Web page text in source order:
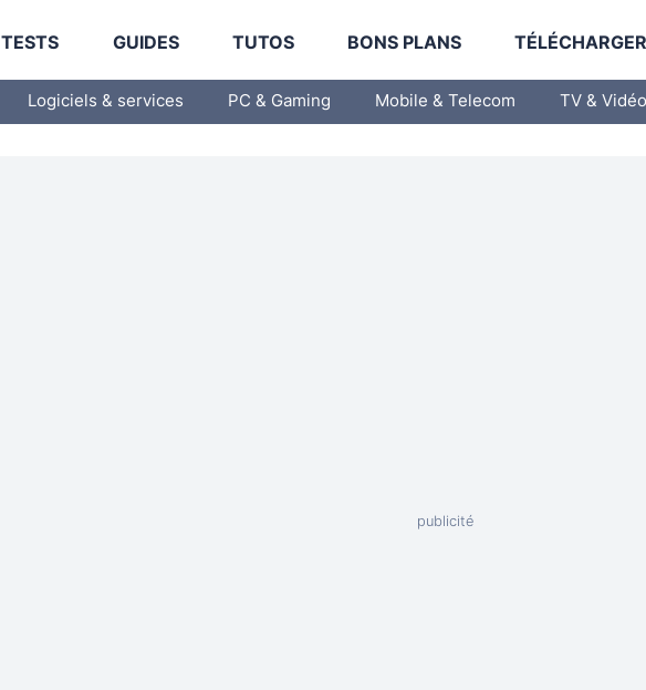
TESTS GUIDES TUTOS BONS PLANS
Logiciels & services PC & Gaming Mobile & Telecom TV & Vidéo